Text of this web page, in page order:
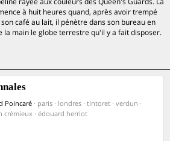
à huit heures quand, après avoir trempé
café au lait, il pénètre dans son bureau en
main le globe terrestre qu'il y a fait disposer.
Poincaré · paris · londres · tintoret · verdun ·
crémieux · édouard herriot